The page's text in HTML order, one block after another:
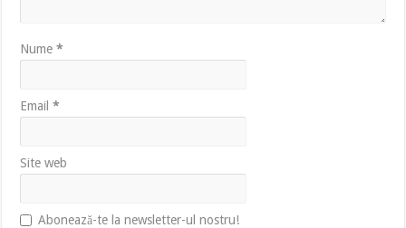
Nume*
Email*
Site web
Abonează-te la newsletter-ul nostru!